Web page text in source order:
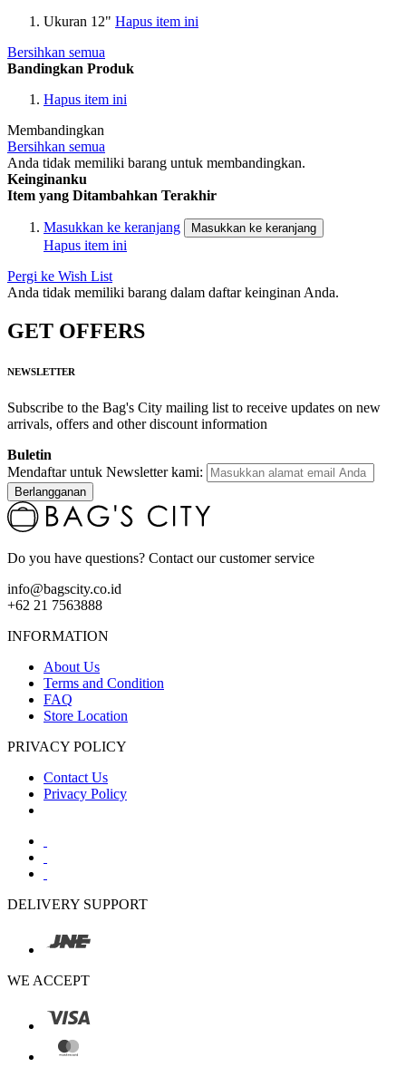
Ukuran 12" Hapus item ini
Bersihkan semua
Bandingkan Produk
Hapus item ini
Membandingkan
Bersihkan semua
Anda tidak memiliki barang untuk membandingkan.
Keinginanku
Item yang Ditambahkan Terakhir
Masukkan ke keranjang Masukkan ke keranjang
Hapus item ini
Pergi ke Wish List
Anda tidak memiliki barang dalam daftar keinginan Anda.
GET OFFERS
NEWSLETTER
Subscribe to the Bag's City mailing list to receive updates on new
arrivals, offers and other discount information
Buletin
Mendaftar untuk Newsletter kami:
Berlangganan
Do you have questions? Contact our customer service
info@bagscity.co.id
+62 21 7563888
INFORMATION
About Us
Terms and Condition
FAQ
Store Location
PRIVACY POLICY
Contact Us
Privacy Policy
DELIVERY SUPPORT
WE ACCEPT